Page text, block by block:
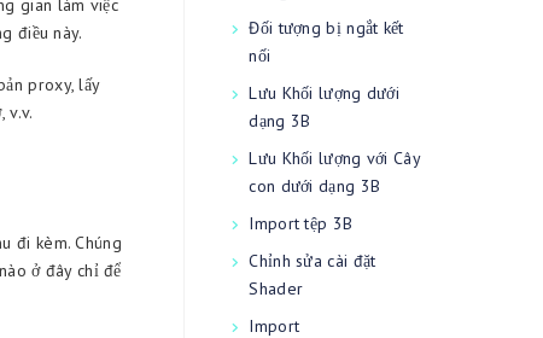
gian làm việc
điều này.
proxy, lấy
v.v.
đi kèm. Chúng
ở đây chỉ để
Đối tượng bị ngắt kết
nối
Lưu Khối lượng dưới
dạng 3B
Lưu Khối lượng với Cây
con dưới dạng 3B
Import tệp 3B
Chỉnh sửa cài đặt
Shader
Import